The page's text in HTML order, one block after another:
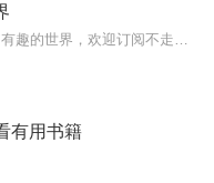
有用书籍